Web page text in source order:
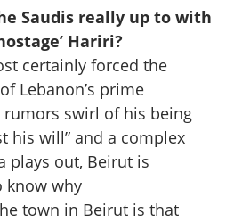
Saudis really up to with
Hariri?
certainly forced the
Lebanon’s prime
rumors swirl of his being
his will” and a complex
plays out, Beirut is
know why
town in Beirut is that